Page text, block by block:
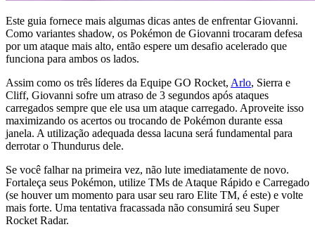
Este guia fornece mais algumas dicas antes de enfrentar Giovanni.
Como variantes shadow, os Pokémon de Giovanni trocaram defesa
por um ataque mais alto, então espere um desafio acelerado que
funciona para ambos os lados.
Assim como os três líderes da Equipe GO Rocket, Arlo, Sierra e
Cliff, Giovanni sofre um atraso de 3 segundos após ataques
carregados sempre que ele usa um ataque carregado. Aproveite isso
maximizando os acertos ou trocando de Pokémon durante essa
janela. A utilização adequada dessa lacuna será fundamental para
derrotar o Thundurus dele.
Se você falhar na primeira vez, não lute imediatamente de novo.
Fortaleça seus Pokémon, utilize TMs de Ataque Rápido e Carregado
(se houver um momento para usar seu raro Elite TM, é este) e volte
mais forte. Uma tentativa fracassada não consumirá seu Super
Rocket Radar.